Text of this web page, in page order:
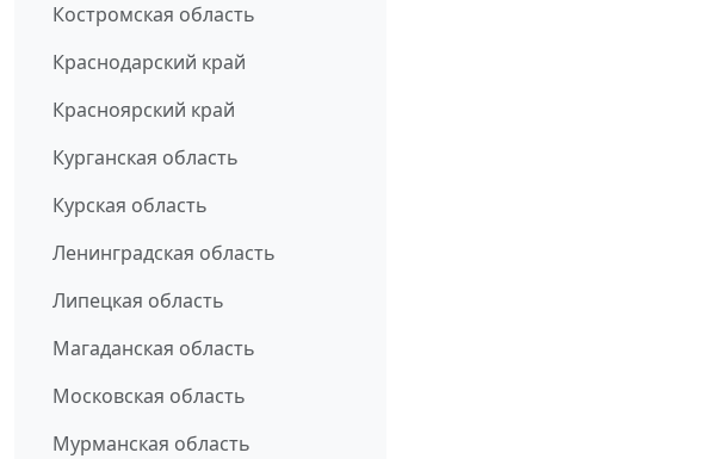
Костромская область
Краснодарский край
Красноярский край
Курганская область
Курская область
Ленинградская область
Липецкая область
Магаданская область
Московская область
Мурманская область